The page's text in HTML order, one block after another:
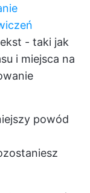
- taki jak
i miejsca na
powód